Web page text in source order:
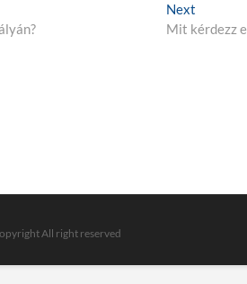
Next
e
Mit kérdezz
All right reserved